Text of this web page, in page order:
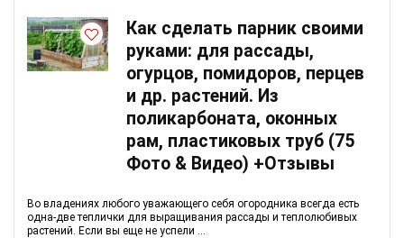
Как сделать парник своими
руками: для рассады,
огурцов, помидоров, перцев
и др. растений. Из
поликарбоната, оконных
рам, пластиковых труб (75
Фото & Видео) +Отзывы
Во владениях любого уважающего себя огородника всегда есть
одна-две теплички для выращивания рассады и теплолюбивых
растений. Если вы еще не успели ...